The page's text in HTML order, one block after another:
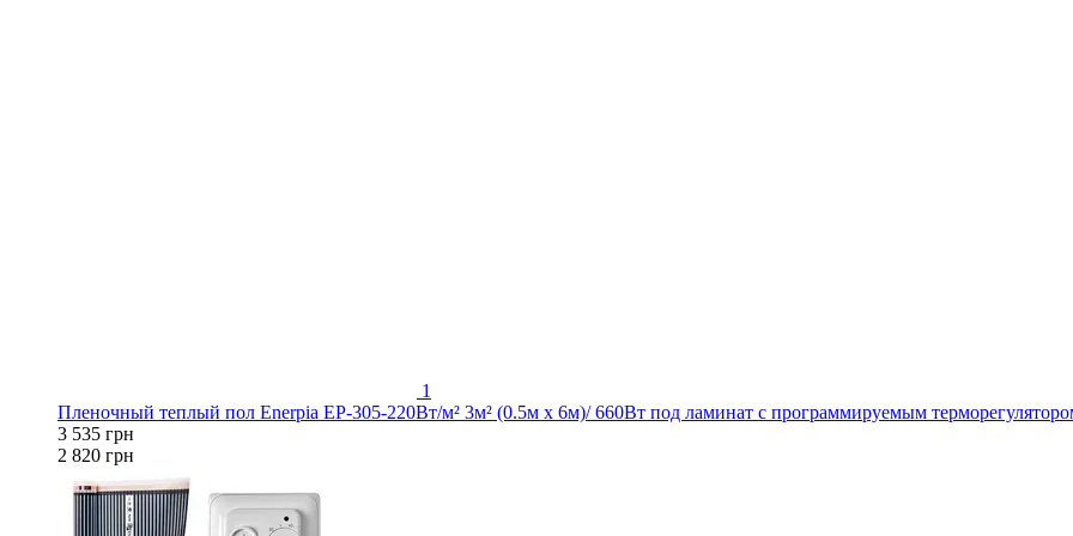
1
Пленочный теплый пол Enerpia EP-305-220Вт/м² 3м² (0.5м х 6м)/ 660Вт под ламинат c программируемым
3 535 грн
2 820 грн